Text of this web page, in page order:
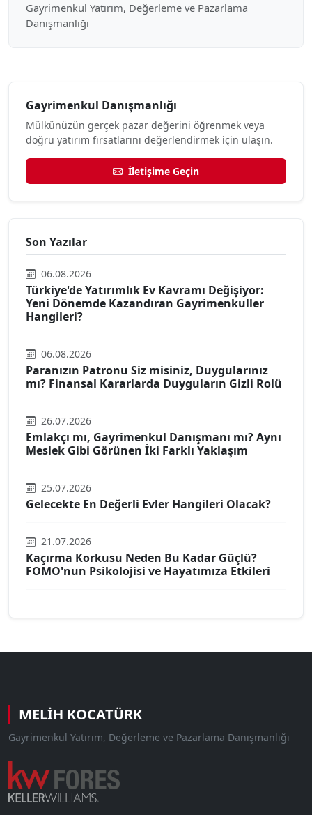
Gayrimenkul Yatırım, Değerleme ve Pazarlama
Danışmanlığı
Gayrimenkul Danışmanlığı
Mülkünüzün gerçek pazar değerini öğrenmek veya
doğru yatırım fırsatlarını değerlendirmek için ulaşın.
İletişime Geçin
Son Yazılar
06.08.2026
Türkiye'de Yatırımlık Ev Kavramı Değişiyor:
Yeni Dönemde Kazandıran Gayrimenkuller
Hangileri?
06.08.2026
Paranızın Patronu Siz misiniz, Duygularınız
mı? Finansal Kararlarda Duyguların Gizli Rolü
26.07.2026
Emlakçı mı, Gayrimenkul Danışmanı mı? Aynı
Meslek Gibi Görünen İki Farklı Yaklaşım
25.07.2026
Gelecekte En Değerli Evler Hangileri Olacak?
21.07.2026
Kaçırma Korkusu Neden Bu Kadar Güçlü?
FOMO'nun Psikolojisi ve Hayatımıza Etkileri
MELIH KOCATÜRK
Gayrimenkul Yatırım, Değerleme ve Pazarlama Danışmanlığı